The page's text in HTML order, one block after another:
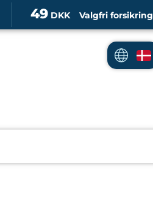
Valgfri forsikring
49DKK